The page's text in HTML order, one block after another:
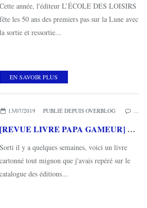
Cette année, l'éditeur L’ÉCOLE DES LOISIRS
fête les 50 ans des premiers pas sur la Lune avec
la sortie et ressortie...
EN SAVOIR PLUS
,MES COUPS DE COEUR,L'ÉCOLE DES LOISIRS
13/07/2019 PUBLIÉ DEPUIS OVERBLOG
[REVUE LIVRE PAPA GAMEUR] QUI EST LE PLUS MIGNON? de Raphaël FEJTO aux éditions L'ECOLE DES LOISIRS
Sorti il y a quelques semaines, voici un livre
cartonné tout mignon que j'avais repéré sur le
catalogue des éditions...